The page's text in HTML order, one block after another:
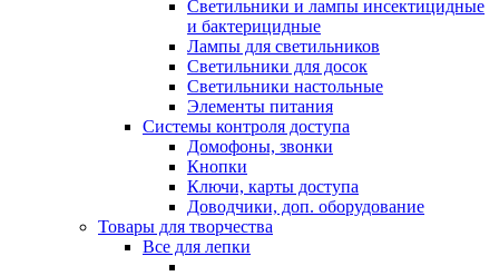
Светильники и лампы инсектицидные
и бактерицидные
Лампы для светильников
Светильники для досок
Светильники настольные
Элементы питания
Системы контроля доступа
Домофоны, звонки
Кнопки
Ключи, карты доступа
Доводчики, доп. оборудование
Товары для творчества
Все для лепки